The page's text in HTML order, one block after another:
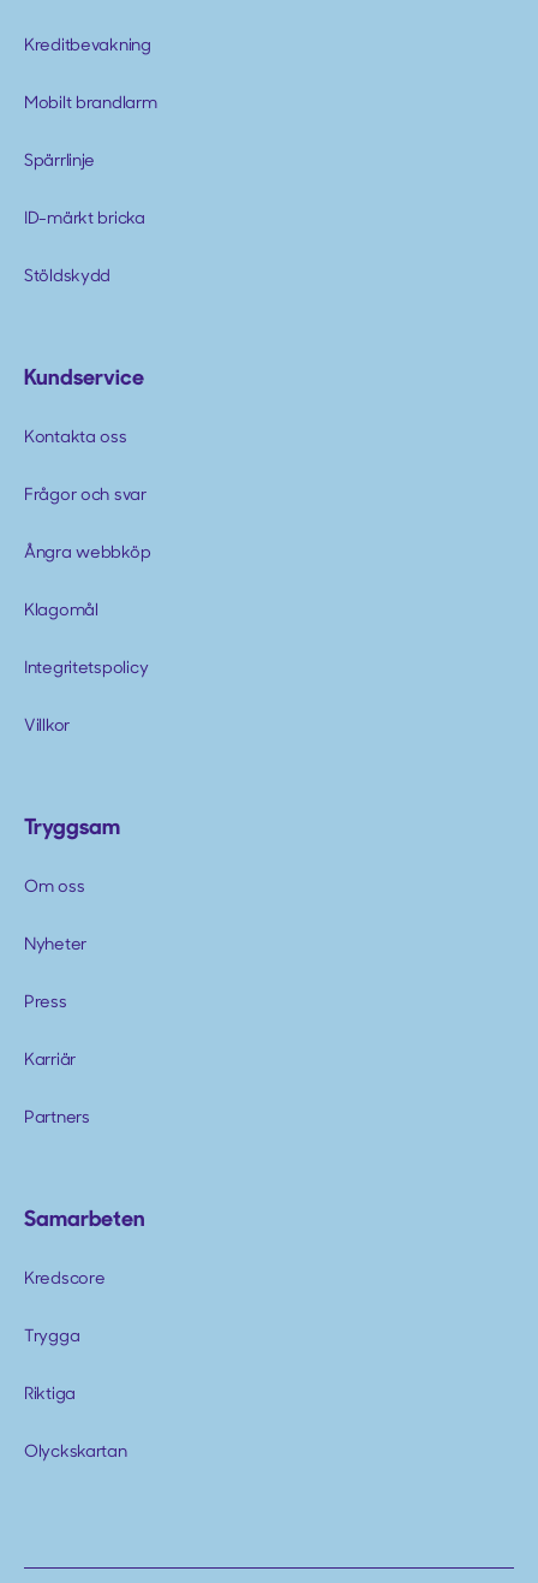
Kreditbevakning
Mobilt brandlarm
Spärrlinje
ID-märkt bricka
Stöldskydd
Kundservice
Kontakta oss
Frågor och svar
Ångra webbköp
Klagomål
Integritetspolicy
Villkor
Tryggsam
Om oss
Nyheter
Press
Karriär
Partners
Samarbeten
Kredscore
Trygga
Riktiga
Olyckskartan